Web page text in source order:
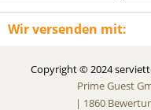
Wir versenden mit:
Copyright © 2024
Prime Guest
| 1860